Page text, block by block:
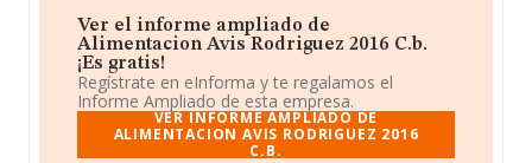
Ver el informe ampliado de
Alimentacion Avis Rodriguez 2016 C.b.
¡Es gratis!
Regístrate en eInforma y te regalamos el
Informe Ampliado de esta empresa.
VER INFORME AMPLIADO DE
ALIMENTACION AVIS RODRIGUEZ 2016
C.B.